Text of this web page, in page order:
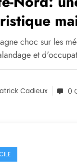
choc sur les
et
Cadieux 0